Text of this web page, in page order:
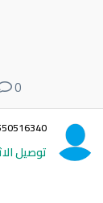
0
توصيل